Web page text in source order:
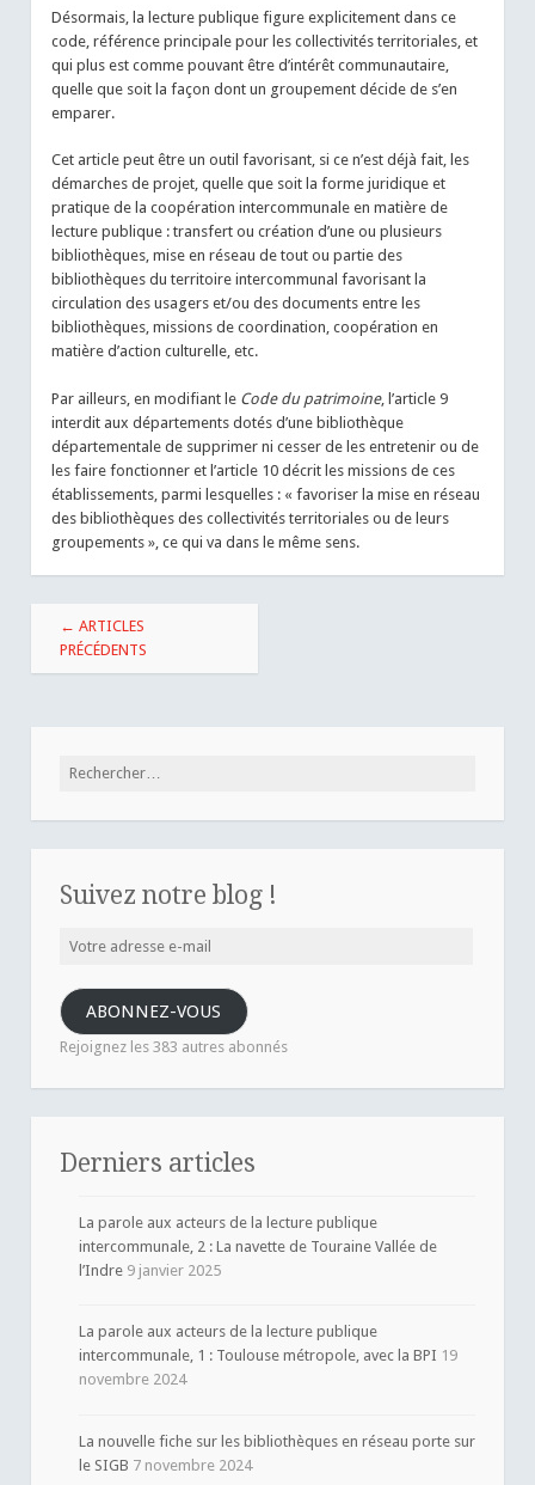
Désormais, la lecture publique figure explicitement dans ce
code, référence principale pour les collectivités territoriales, et
qui plus est comme pouvant être d’intérêt communautaire,
quelle que soit la façon dont un groupement décide de s’en
emparer.
Cet article peut être un outil favorisant, si ce n’est déjà fait, les
démarches de projet, quelle que soit la forme juridique et
pratique de la coopération intercommunale en matière de
lecture publique : transfert ou création d’une ou plusieurs
bibliothèques, mise en réseau de tout ou partie des
bibliothèques du territoire intercommunal favorisant la
circulation des usagers et/ou des documents entre les
bibliothèques, missions de coordination, coopération en
matière d’action culturelle, etc.
Par ailleurs, en modifiant le Code du patrimoine, l’article 9
interdit aux départements dotés d’une bibliothèque
départementale de supprimer ni cesser de les entretenir ou de
les faire fonctionner et l’article 10 décrit les missions de ces
établissements, parmi lesquelles : « favoriser la mise en réseau
des bibliothèques des collectivités territoriales ou de leurs
groupements », ce qui va dans le même sens.
Navigation
des
← ARTICLES
PRÉCÉDENTS
Rechercher :
Suivez notre blog !
Votre
mail ABONNEZ-VOUS
Rejoignez les 383 autres abonnés
Derniers articles
La parole aux acteurs de la lecture publique
intercommunale, 2 : La navette de Touraine Vallée de
l’Indre 9 janvier 2025
La parole aux acteurs de la lecture publique
intercommunale, 1 : Toulouse métropole, avec la BPI 19
novembre 2024
La nouvelle fiche sur les bibliothèques en réseau porte sur
le SIGB 7 novembre 2024